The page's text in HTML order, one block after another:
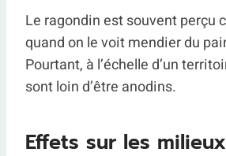
Le ragondin est souvent perçu
quand on le voit mendier du
Pourtant, à l’échelle d’un
sont loin d’être anodins.
Effets sur les